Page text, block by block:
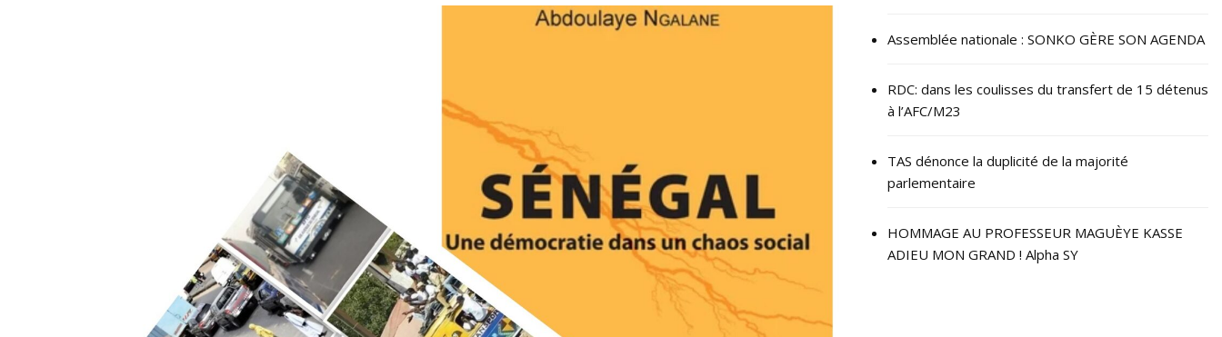
Assemblée nationale : SONKO GÈRE SON AGENDA
RDC: dans les coulisses du transfert de 15 détenus
à l’AFC/M23
TAS dénonce la duplicité de la majorité
parlementaire
HOMMAGE AU PROFESSEUR MAGUÈYE KASSE
ADIEU MON GRAND ! Alpha SY